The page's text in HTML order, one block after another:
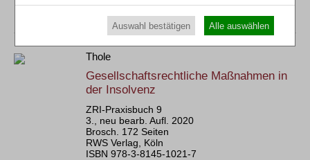
Thole
Gesellschaftsrechtliche Maßnahmen in
der Insolvenz
ZRI-Praxisbuch 9
3., neu bearb. Aufl. 2020
Brosch. 172 Seiten
RWS Verlag, Köln
ISBN 978-3-8145-1021-7
Auswahl bestätigen Alle auswählen